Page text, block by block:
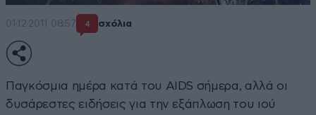
01·12·2011 08:57 4 σχόλια
Παγκόσμια ημέρα κατά του AIDS σήμερα, αλλά οι
δυσάρεστες ειδήσεις για την εξάπλωση του ιού